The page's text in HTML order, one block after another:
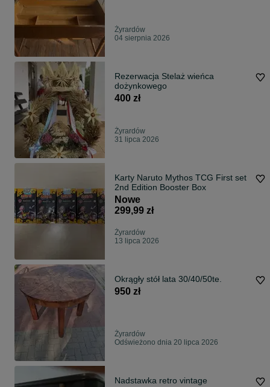
Żyrardów
04 sierpnia 2026
Rezerwacja Stelaż wieńca
dożynkowego
400 zł
Żyrardów
31 lipca 2026
Karty Naruto Mythos TCG First set
2nd Edition Booster Box
Nowe
299,99 zł
Żyrardów
13 lipca 2026
Okrągły stół lata 30/40/50te.
950 zł
Żyrardów
Odświeżono dnia 20 lipca 2026
Nadstawka retro vintage